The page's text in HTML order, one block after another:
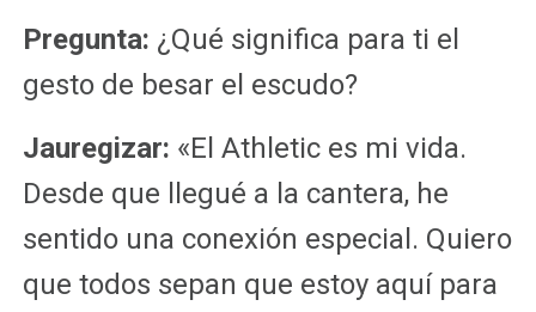
Pregunta: ¿Qué significa para ti el
gesto de besar el escudo?
Jauregizar: «El Athletic es mi vida.
Desde que llegué a la cantera, he
sentido una conexión especial. Quiero
que todos sepan que estoy aquí para